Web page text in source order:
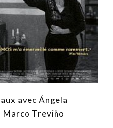
avec Ángela
Marco Treviño